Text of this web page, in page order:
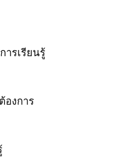
รเรียนรู้
องการ